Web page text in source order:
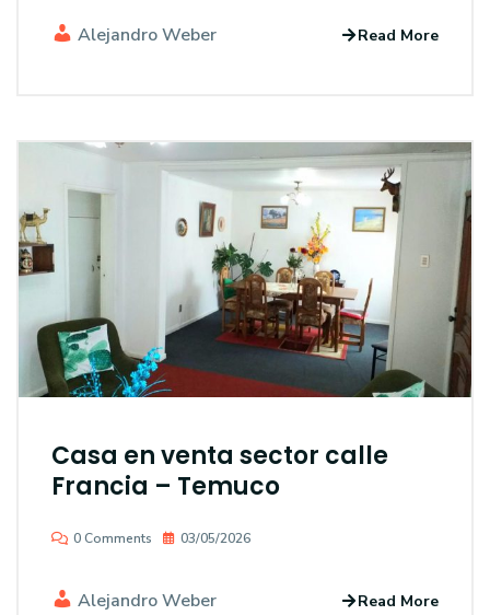
Alejandro Weber Read More
Casa en venta sector calle
Francia – Temuco
0 Comments 03/05/2026
Alejandro Weber Read More